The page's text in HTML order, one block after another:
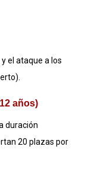
el ataque a los
años)
duración
20 plazas por